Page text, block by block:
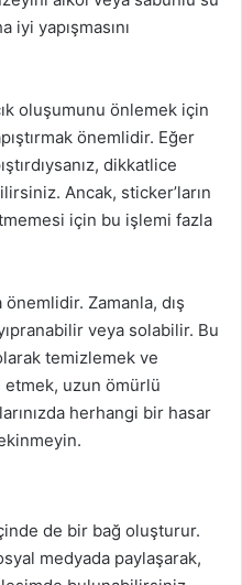
iyi yapışmasını
oluşumunu önlemek için
önemlidir. Eğer
dikkatlice
Ancak, sticker’ların
için bu işlemi fazla
önemlidir. Zamanla, dış
veya solabilir. Bu
temizlemek ve
etmek, uzun ömürlü
herhangi bir hasar
de bir bağ oluşturur.
medyada paylaşarak,